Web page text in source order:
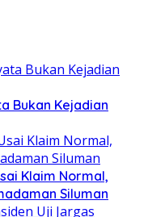
Bukan Kejadian
Klaim Normal,
Siluman